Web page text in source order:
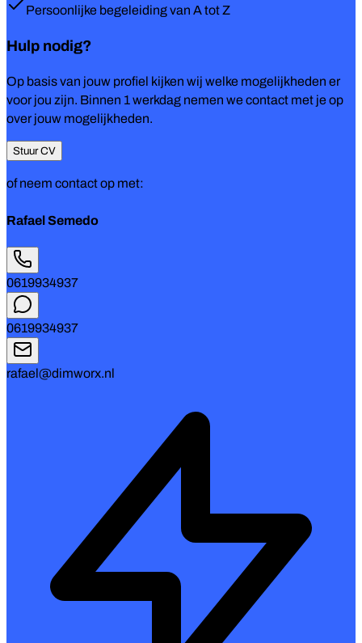
Persoonlijke begeleiding van A tot Z
Hulp nodig?
Op basis van jouw profiel kijken wij welke mogelijkheden er
voor jou zijn. Binnen 1 werkdag nemen we contact met je op
over jouw mogelijkheden.
Stuur CV
of neem contact op met:
Rafael Semedo
0619934937
0619934937
rafael@dimworx.nl